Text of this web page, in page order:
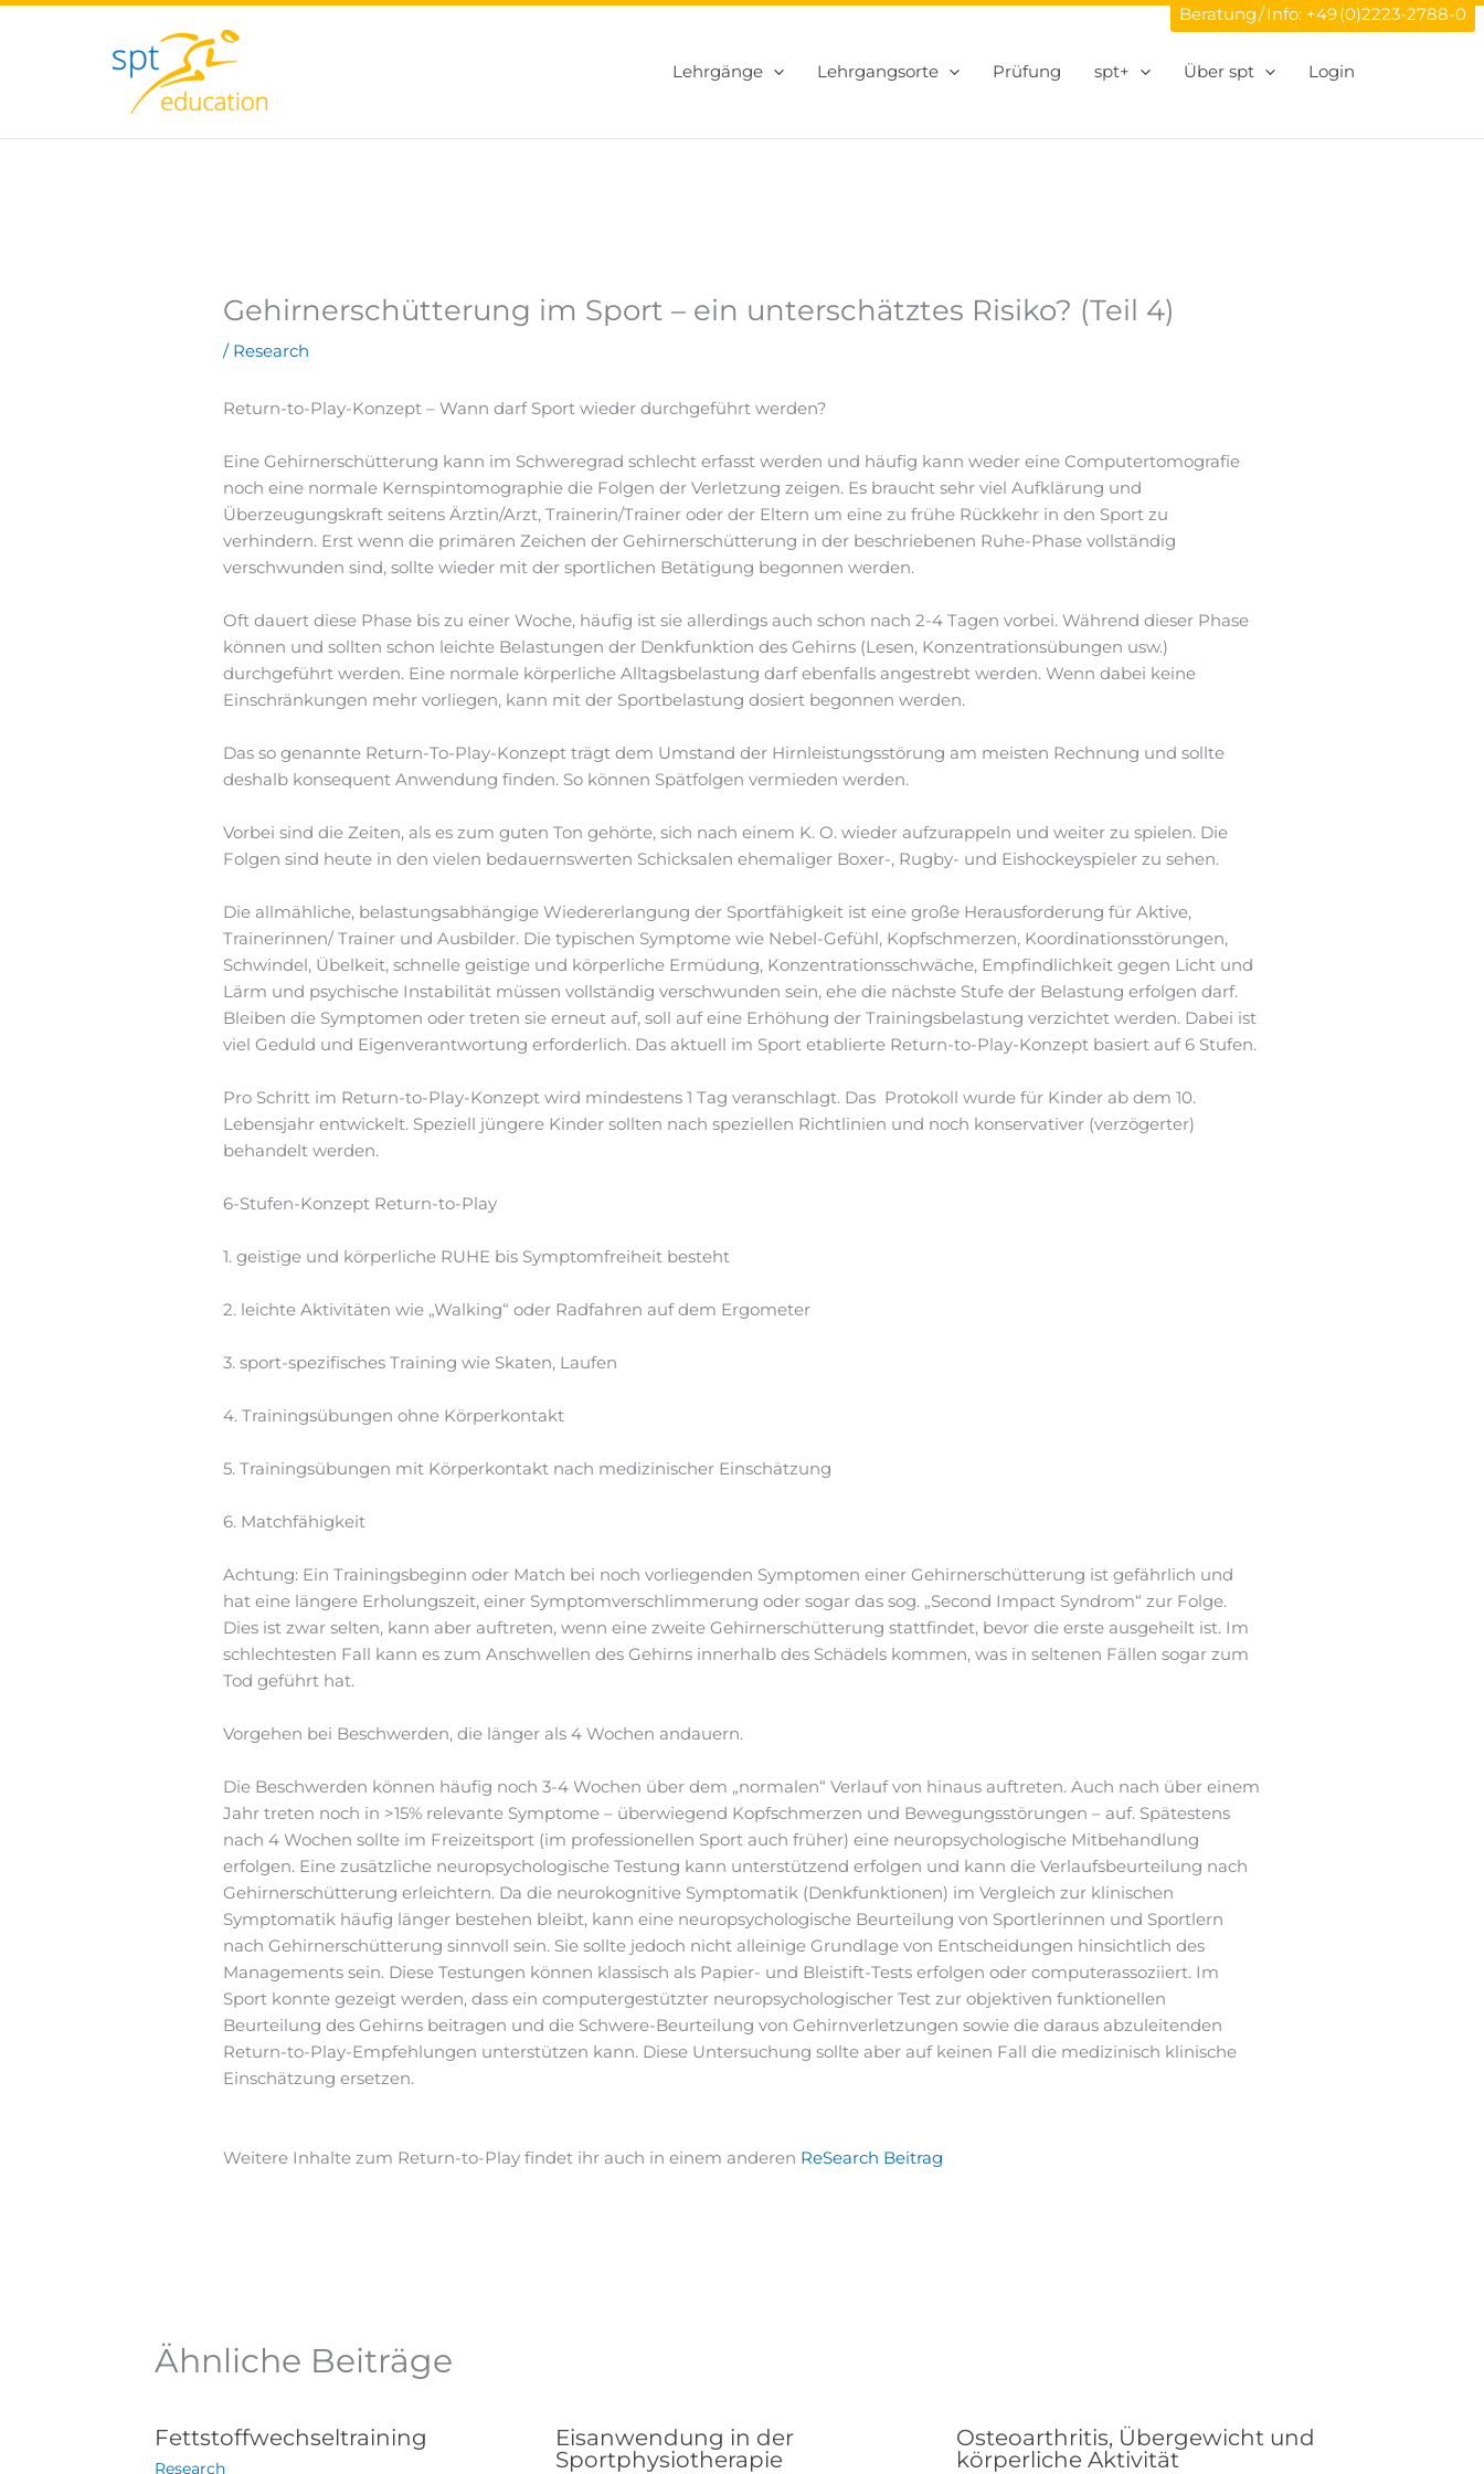
Zum
Beratung / Info: +49 (0)2223-2788-0
Lehrgänge Lehrgangsorte Prüfung spt+ Über spt Login
Gehirnerschütterung im Sport – ein unterschätztes Risiko? (Teil 4)
/ Research
Return-to-Play-Konzept – Wann darf Sport wieder durchgeführt werden?
Eine Gehirnerschütterung kann im Schweregrad schlecht erfasst werden und häufig kann weder eine Computertomografie
noch eine normale Kernspintomographie die Folgen der Verletzung zeigen. Es braucht sehr viel Aufklärung und
Überzeugungskraft seitens Ärztin/Arzt, Trainerin/Trainer oder der Eltern um eine zu frühe Rückkehr in den Sport zu
verhindern. Erst wenn die primären Zeichen der Gehirnerschütterung in der beschriebenen Ruhe-Phase vollständig
verschwunden sind, sollte wieder mit der sportlichen Betätigung begonnen werden.
Oft dauert diese Phase bis zu einer Woche, häufig ist sie allerdings auch schon nach 2-4 Tagen vorbei. Während dieser Phase
können und sollten schon leichte Belastungen der Denkfunktion des Gehirns (Lesen, Konzentrationsübungen usw.)
durchgeführt werden. Eine normale körperliche Alltagsbelastung darf ebenfalls angestrebt werden. Wenn dabei keine
Einschränkungen mehr vorliegen, kann mit der Sportbelastung dosiert begonnen werden.
Das so genannte Return-To-Play-Konzept trägt dem Umstand der Hirnleistungsstörung am meisten Rechnung und sollte
deshalb konsequent Anwendung finden. So können Spätfolgen vermieden werden.
Vorbei sind die Zeiten, als es zum guten Ton gehörte, sich nach einem K. O. wieder aufzurappeln und weiter zu spielen. Die
Folgen sind heute in den vielen bedauernswerten Schicksalen ehemaliger Boxer-, Rugby- und Eishockeyspieler zu sehen.
Die allmähliche, belastungsabhängige Wiedererlangung der Sportfähigkeit ist eine große Herausforderung für Aktive,
Trainerinnen/ Trainer und Ausbilder. Die typischen Symptome wie Nebel-Gefühl, Kopfschmerzen, Koordinationsstörungen,
Schwindel, Übelkeit, schnelle geistige und körperliche Ermüdung, Konzentrationsschwäche, Empfindlichkeit gegen Licht und
Lärm und psychische Instabilität müssen vollständig verschwunden sein, ehe die nächste Stufe der Belastung erfolgen darf.
Bleiben die Symptomen oder treten sie erneut auf, soll auf eine Erhöhung der Trainingsbelastung verzichtet werden. Dabei ist
viel Geduld und Eigenverantwortung erforderlich. Das aktuell im Sport etablierte Return-to-Play-Konzept basiert auf 6 Stufen.
Pro Schritt im Return-to-Play-Konzept wird mindestens 1 Tag veranschlagt. Das Protokoll wurde für Kinder ab dem 10.
Lebensjahr entwickelt. Speziell jüngere Kinder sollten nach speziellen Richtlinien und noch konservativer (verzögerter)
behandelt werden.
6-Stufen-Konzept Return-to-Play
1. geistige und körperliche RUHE bis Symptomfreiheit besteht
2. leichte Aktivitäten wie „Walking“ oder Radfahren auf dem Ergometer
3. sport-spezifisches Training wie Skaten, Laufen
4. Trainingsübungen ohne Körperkontakt
5. Trainingsübungen mit Körperkontakt nach medizinischer Einschätzung
6. Matchfähigkeit
Achtung: Ein Trainingsbeginn oder Match bei noch vorliegenden Symptomen einer Gehirnerschütterung ist gefährlich und
hat eine längere Erholungszeit, einer Symptomverschlimmerung oder sogar das sog. „Second Impact Syndrom“ zur Folge.
Dies ist zwar selten, kann aber auftreten, wenn eine zweite Gehirnerschütterung stattfindet, bevor die erste ausgeheilt ist. Im
schlechtesten Fall kann es zum Anschwellen des Gehirns innerhalb des Schädels kommen, was in seltenen Fällen sogar zum
Tod geführt hat.
Vorgehen bei Beschwerden, die länger als 4 Wochen andauern.
Die Beschwerden können häufig noch 3-4 Wochen über dem „normalen“ Verlauf von hinaus auftreten. Auch nach über einem
Jahr treten noch in >15% relevante Symptome – überwiegend Kopfschmerzen und Bewegungsstörungen – auf. Spätestens
nach 4 Wochen sollte im Freizeitsport (im professionellen Sport auch früher) eine neuropsychologische Mitbehandlung
erfolgen. Eine zusätzliche neuropsychologische Testung kann unterstützend erfolgen und kann die Verlaufsbeurteilung nach
Gehirnerschütterung erleichtern. Da die neurokognitive Symptomatik (Denkfunktionen) im Vergleich zur klinischen
Symptomatik häufig länger bestehen bleibt, kann eine neuropsychologische Beurteilung von Sportlerinnen und Sportlern
nach Gehirnerschütterung sinnvoll sein. Sie sollte jedoch nicht alleinige Grundlage von Entscheidungen hinsichtlich des
Managements sein. Diese Testungen können klassisch als Papier- und Bleistift-Tests erfolgen oder computerassoziiert. Im
Sport konnte gezeigt werden, dass ein computergestützter neuropsychologischer Test zur objektiven funktionellen
Beurteilung des Gehirns beitragen und die Schwere-Beurteilung von Gehirnverletzungen sowie die daraus abzuleitenden
Return-to-Play-Empfehlungen unterstützen kann. Diese Untersuchung sollte aber auf keinen Fall die medizinisch klinische
Einschätzung ersetzen.
Weitere Inhalte zum Return-to-Play findet ihr auch in einem anderen ReSearch Beitrag
Ähnliche Beiträge
Fettstoffwechseltraining
Research
Eisanwendung in der
Sportphysiotherapie
Osteoarthritis, Übergewicht und
körperliche Aktivität